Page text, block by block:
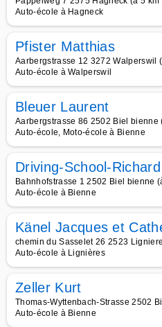
Auto-école à Hagneck
Pfister Matthias
Aarbergstrasse 12 3272 Walperswil
Auto-école à Walperswil
Bleuer Laurent
Aarbergstrasse 86 2502 Biel bienne
Auto-école, Moto-école à Bienne
Driving-School-Richard
Bahnhofstrasse 1 2502 Biel bienne
Auto-école à Bienne
Känel Jacques et
chemin du Sasselet 26 2523
Auto-école à Lignières
Zeller Kurt
Thomas-Wyttenbach-Strasse 2502
Auto-école à Bienne